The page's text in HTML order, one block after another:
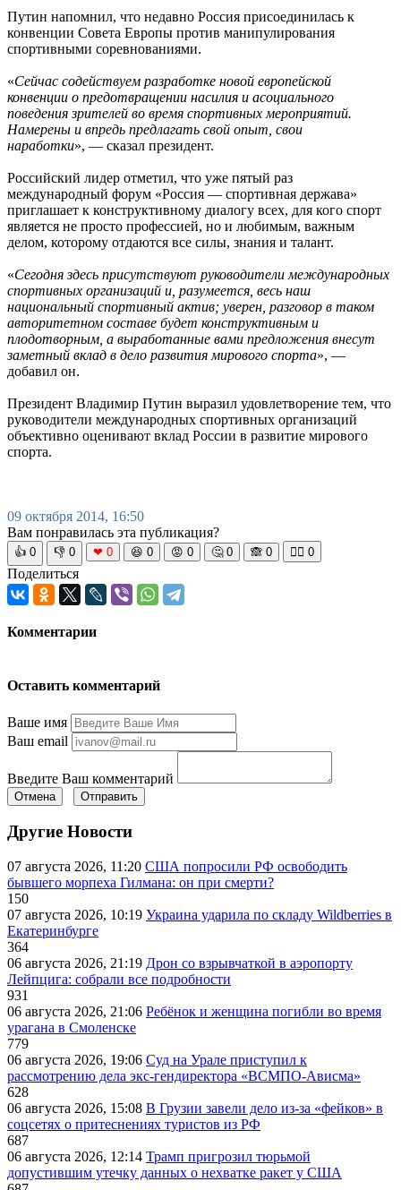
Путин напомнил, что недавно Россия присоединилась к
конвенции Совета Европы против манипулирования
спортивными соревнованиями.
«Сейчас содействуем разработке новой европейской
конвенции о предотвращении насилия и асоциального
поведения зрителей во время спортивных мероприятий.
Намерены и впредь предлагать свой опыт, свои
наработки», — сказал президент.
Российский лидер отметил, что уже пятый раз
международный форум «Россия — спортивная держава»
приглашает к конструктивному диалогу всех, для кого спорт
является не просто профессией, но и любимым, важным
делом, которому отдаются все силы, знания и талант.
«Сегодня здесь присутствуют руководители международных
спортивных организаций и, разумеется, весь наш
национальный спортивный актив; уверен, разговор в таком
авторитетном составе будет конструктивным и
плодотворным, а выработанные вами предложения внесут
заметный вклад в дело развития мирового спорта», —
добавил он.
Президент Владимир Путин выразил удовлетворение тем, что
руководители международных спортивных организаций
объективно оценивают вклад России в развитие мирового
спорта.
09 октября 2014, 16:50
Вам понравилась эта публикация?
👍 0 👎 0 ❤ 0 😆 0 😡 0 🤔 0 🙈 0 🧘‍♀️ 0
Поделиться
Комментарии
Оставить комментарий
Ваше имя
Ваш email
Введите Ваш комментарий
Отмена Отправить
Другие Новости
07 августа 2026, 11:20 США попросили РФ освободить
бывшего морпеха Гилмана: он при смерти?
150
07 августа 2026, 10:19 Украина ударила по складу Wildberries в
Екатеринбурге
364
06 августа 2026, 21:19 Дрон со взрывчаткой в аэропорту
Лейпцига: собрали все подробности
931
06 августа 2026, 21:06 Ребёнок и женщина погибли во время
урагана в Смоленске
779
06 августа 2026, 19:06 Суд на Урале приступил к
рассмотрению дела экс-гендиректора «ВСМПО-Ависма»
628
06 августа 2026, 15:08 В Грузии завели дело из-за «фейков» в
соцсетях о притеснениях туристов из РФ
687
06 августа 2026, 12:14 Трамп пригрозил тюрьмой
допустившим утечку данных о нехватке ракет у США